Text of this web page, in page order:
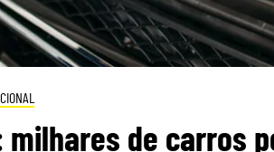
de carros